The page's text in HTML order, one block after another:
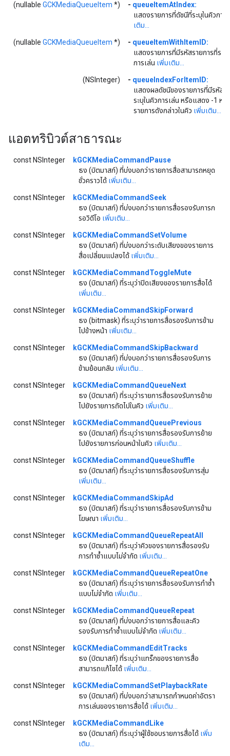
(nullable GCKMediaQueueItem *) - queueItemAtIndex:
แสดงรายการที่ดัชนีที่ระบุในคิวการ
เติม...
(nullable GCKMediaQueueItem *) - queueItemWithItemID:
แสดงรายการที่มีรหัสรายการที่ระบุ
การเล่น เพิ่มเติม...
(NSInteger) - queueIndexForItemID:
แสดงผลดัชนีของรายการที่มีรหัสร
ระบุในคิวการเล่น หรือแสดง -1 หา
รายการดังกล่าวในคิว เพิ่มเติม...
แอตทริบิวต์สาธารณะ
const NSInteger
kGCKMediaCommandPause
ธง (บิตมาสก์) ที่บ่งบอกว่ารายการสื่อสามารถหยุด
ชั่วคราวได้ เพิ่มเติม...
const NSInteger
kGCKMediaCommandSeek
ธง (บิตมาสก์) ที่บ่งบอกว่ารายการสื่อรองรับการก
รอวิดีโอ เพิ่มเติม...
const NSInteger
kGCKMediaCommandSetVolume
ธง (บิตมาสก์) ที่บ่งบอกว่าระดับเสียงของรายการ
สื่อเปลี่ยนแปลงได้ เพิ่มเติม...
const NSInteger
kGCKMediaCommandToggleMute
ธง (บิตมาสก์) ที่ระบุว่าปิดเสียงของรายการสื่อได้
เพิ่มเติม...
const NSInteger
kGCKMediaCommandSkipForward
ธง (bitmask) ที่ระบุว่ารายการสื่อรองรับการข้าม
ไปข้างหน้า เพิ่มเติม...
const NSInteger
kGCKMediaCommandSkipBackward
ธง (บิตมาสก์) ที่บ่งบอกว่ารายการสื่อรองรับการ
ข้ามย้อนกลับ เพิ่มเติม...
const NSInteger
kGCKMediaCommandQueueNext
ธง (บิตมาสก์) ที่ระบุว่ารายการสื่อรองรับการย้าย
ไปยังรายการถัดไปในคิว เพิ่มเติม...
const NSInteger
kGCKMediaCommandQueuePrevious
ธง (บิตมาสก์) ที่ระบุว่ารายการสื่อรองรับการย้าย
ไปยังรายการก่อนหน้าในคิว เพิ่มเติม...
const NSInteger
kGCKMediaCommandQueueShuffle
ธง (บิตมาสก์) ที่ระบุว่ารายการสื่อรองรับการสุ่ม
เพิ่มเติม...
const NSInteger
kGCKMediaCommandSkipAd
ธง (บิตมาสก์) ที่ระบุว่ารายการสื่อรองรับการข้าม
โฆษณา เพิ่มเติม...
const NSInteger
kGCKMediaCommandQueueRepeatAll
ธง (บิตมาสก์) ที่ระบุว่าคิวของรายการสื่อรองรับ
การทำซ้ำแบบไม่จำกัด เพิ่มเติม...
const NSInteger
kGCKMediaCommandQueueRepeatOne
ธง (บิตมาสก์) ที่ระบุว่ารายการสื่อรองรับการทำซ้ำ
แบบไม่จำกัด เพิ่มเติม...
const NSInteger
kGCKMediaCommandQueueRepeat
ธง (บิตมาสก์) ที่บ่งบอกว่ารายการสื่อและคิว
รองรับการทำซ้ำแบบไม่จำกัด เพิ่มเติม...
const NSInteger
kGCKMediaCommandEditTracks
ธง (บิตมาสก์) ที่ระบุว่าแทร็กของรายการสื่อ
สามารถแก้ไขได้ เพิ่มเติม...
const NSInteger
kGCKMediaCommandSetPlaybackRate
ธง (บิตมาสก์) ที่บ่งบอกว่าสามารถกำหนดค่าอัตรา
การเล่นของรายการสื่อได้ เพิ่มเติม...
const NSInteger
kGCKMediaCommandLike
ธง (บิตมาสก์) ที่ระบุว่าผู้ใช้ชอบรายการสื่อได้ เพิ่ม
เติม...